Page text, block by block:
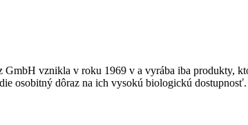
vznikla v roku 1969 v a vyrába iba produkty,
osobitný dôraz na ich vysokú biologickú dostupnosť.